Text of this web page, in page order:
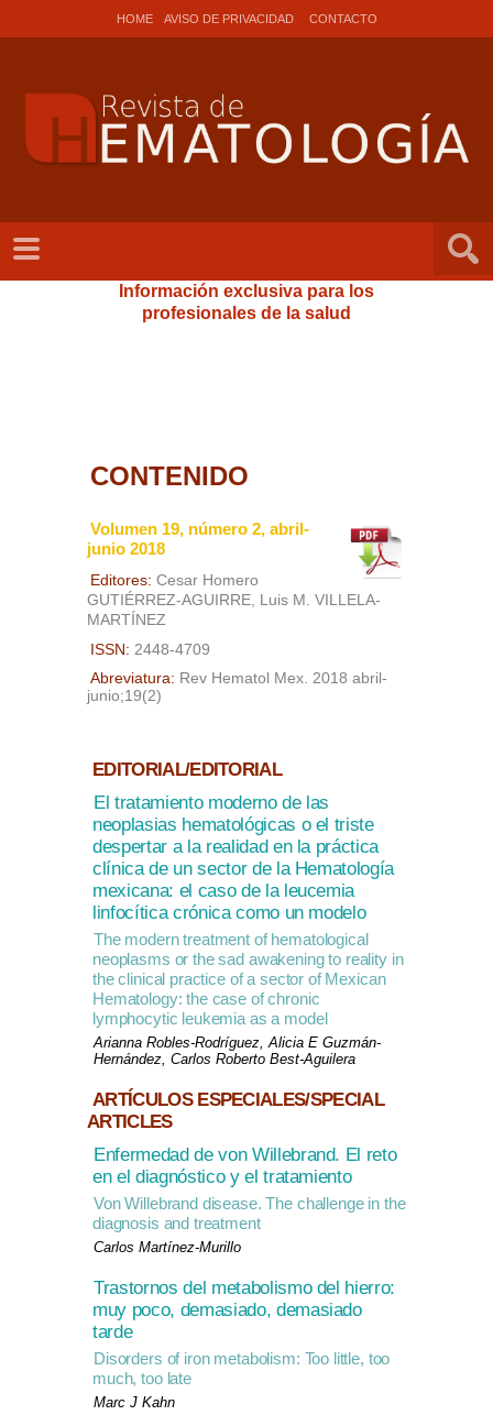
HOME AVISO DE PRIVACIDAD CONTACTO
Información exclusiva para los
profesionales de la salud
CONTENIDO
Volumen 19, número 2, abril-
junio 2018
Editores: Cesar Homero
GUTIÉRREZ-AGUIRRE, Luis M. VILLELA-
MARTÍNEZ
ISSN: 2448-4709
Abreviatura: Rev Hematol Mex. 2018 abril-
junio;19(2)
EDITORIAL/EDITORIAL
El tratamiento moderno de las
neoplasias hematológicas o el triste
despertar a la realidad en la práctica
clínica de un sector de la Hematología
mexicana: el caso de la leucemia
linfocítica crónica como un modelo
The modern treatment of hematological
neoplasms or the sad awakening to reality in
the clinical practice of a sector of Mexican
Hematology: the case of chronic
lymphocytic leukemia as a model
Arianna Robles-Rodríguez, Alicia E Guzmán-
Hernández, Carlos Roberto Best-Aguilera
ARTÍCULOS ESPECIALES/SPECIAL
ARTICLES
Enfermedad de von Willebrand. El reto
en el diagnóstico y el tratamiento
Von Willebrand disease. The challenge in the
diagnosis and treatment
Carlos Martínez-Murillo
Trastornos del metabolismo del hierro:
muy poco, demasiado, demasiado
tarde
Disorders of iron metabolism: Too little, too
much, too late
Marc J Kahn